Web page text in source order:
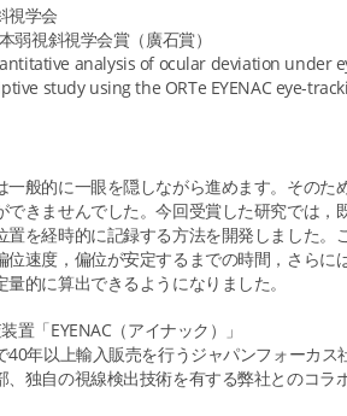
視学会
弱視斜視学会賞（廣石賞）
analysis of ocular deviation under
study using the ORTe EYENAC eye-
一般的に一眼を隠しながら進めます。その
できませんでした。今回受賞した研究では
置を経時的に記録する方法を開発しました
位速度，偏位が安定するまでの時間，さら
的に算出できるようになりました。
置「EYENAC（アイナック）」
40年以上輸入販売を行うジャパンフォーカ
、独自の視線検出技術を有する弊社とのコ